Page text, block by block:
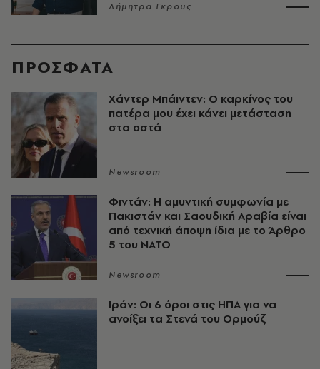
Δήμητρα Γκρους
ΠΡΟΣΦΑΤΑ
Χάντερ Μπάιντεν: Ο καρκίνος του
πατέρα μου έχει κάνει μετάσταση
στα οστά
Newsroom
Φιντάν: Η αμυντική συμφωνία με
Πακιστάν και Σαουδική Αραβία είναι
από τεχνική άποψη ίδια με τo Άρθρο
5 του ΝΑΤΟ
Newsroom
Ιράν: Οι 6 όροι στις ΗΠΑ για να
ανοίξει τα Στενά του Ορμούζ